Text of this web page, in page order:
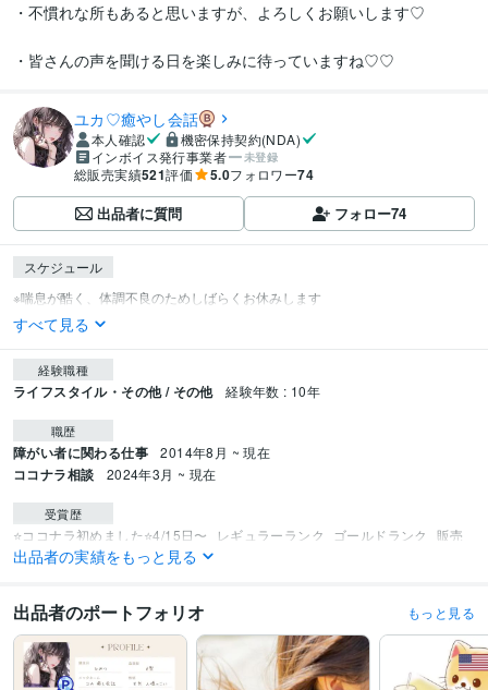
・不慣れな所もあると思いますが、よろしくお願いします♡
・皆さんの声を聞ける日を楽しみに待っていますね♡⁠♡
ユカ♡癒やし会話
本人確認
機密保持契約(NDA)
インボイス発行事業者
未登録
総販売実績521評価 5.0フォロワー74
出品者に質問 フォロー74
スケジュール
すべて見る
経験職種
ライフスタイル・その他 / その他 経験年数 : 10年
職歴
障がい者に関わる仕事 2014年8月 ~ 現在
ココナラ相談 2024年3月 ~ 現在
受賞歴
⭐ココナラ初めました⭐4/15日〜 レギュラーランク ゴールドランク
販売
実績100件達成⭐ プラチナランク
メンタル心理カウンセラー 取得年 : 2013年
食品衛生管理者 取得年 : 2016年
ビジネス・クリエイティブツール
出品者の実績をもっと見る
出品者のポートフォリオ もっと見る